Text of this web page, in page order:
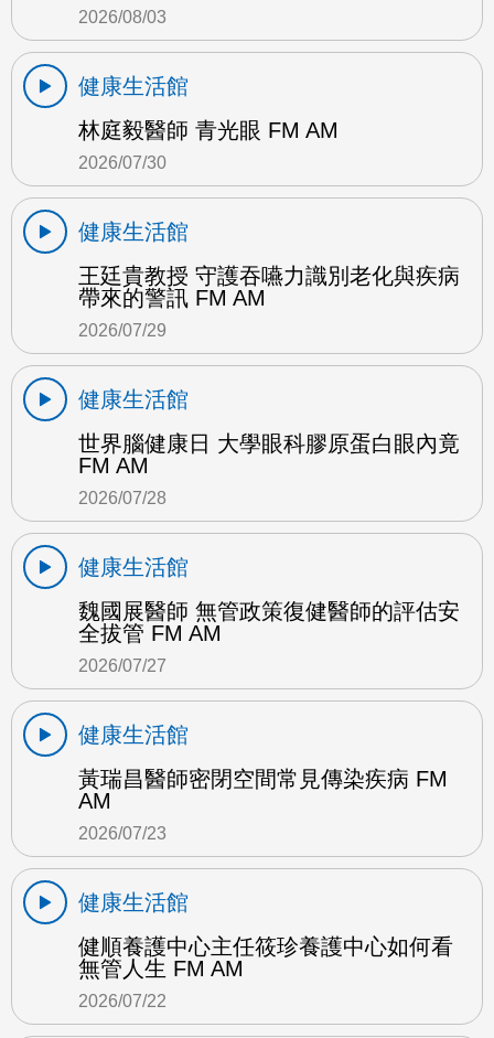
2026/08/03
健康生活館
林庭毅醫師 青光眼 FM AM
2026/07/30
健康生活館
王廷貴教授 守護吞嚥力識別老化與疾病
帶來的警訊 FM AM
2026/07/29
健康生活館
世界腦健康日 大學眼科膠原蛋白眼內竟
FM AM
2026/07/28
健康生活館
魏國展醫師 無管政策復健醫師的評估安
全拔管 FM AM
2026/07/27
健康生活館
黃瑞昌醫師密閉空間常見傳染疾病 FM
AM
2026/07/23
健康生活館
健順養護中心主任筱珍養護中心如何看
無管人生 FM AM
2026/07/22